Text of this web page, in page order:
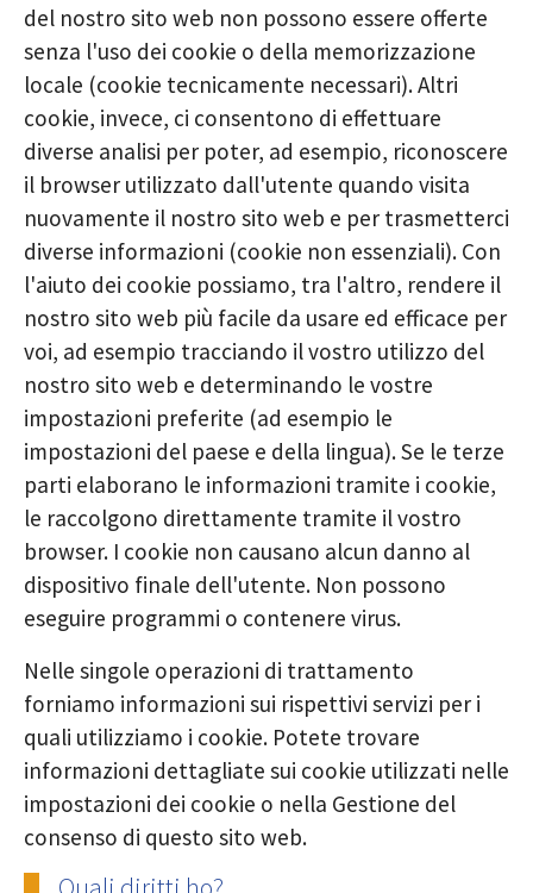
del nostro sito web non possono essere offerte
senza l'uso dei cookie o della memorizzazione
locale (cookie tecnicamente necessari). Altri
cookie, invece, ci consentono di effettuare
diverse analisi per poter, ad esempio, riconoscere
il browser utilizzato dall'utente quando visita
nuovamente il nostro sito web e per trasmetterci
diverse informazioni (cookie non essenziali). Con
l'aiuto dei cookie possiamo, tra l'altro, rendere il
nostro sito web più facile da usare ed efficace per
voi, ad esempio tracciando il vostro utilizzo del
nostro sito web e determinando le vostre
impostazioni preferite (ad esempio le
impostazioni del paese e della lingua). Se le terze
parti elaborano le informazioni tramite i cookie,
le raccolgono direttamente tramite il vostro
browser. I cookie non causano alcun danno al
dispositivo finale dell'utente. Non possono
eseguire programmi o contenere virus.
Nelle singole operazioni di trattamento
forniamo informazioni sui rispettivi servizi per i
quali utilizziamo i cookie. Potete trovare
informazioni dettagliate sui cookie utilizzati nelle
impostazioni dei cookie o nella Gestione del
consenso di questo sito web.